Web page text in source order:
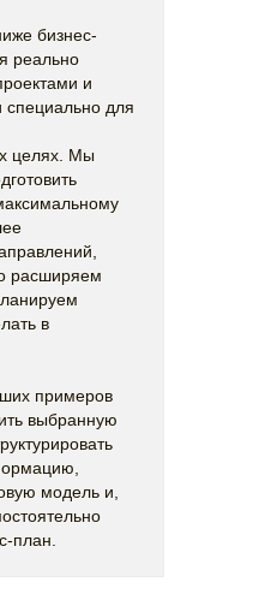
бизнес-
реально
и
для
целях. Мы
расширяем
в
примеров
выбранную
модель и,
план.